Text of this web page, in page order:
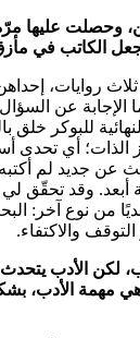
وحصلت عليها
الكاتب في
ثلاث روايات،
الإجابة عن
للبوكر خلق
الذات؛ أي تحدى
عن جديد لم
أبعد. وقد تحقّق
من نوع آخر:
والاكتفاء.
لكن الأدب
هي مهمة الأدب،